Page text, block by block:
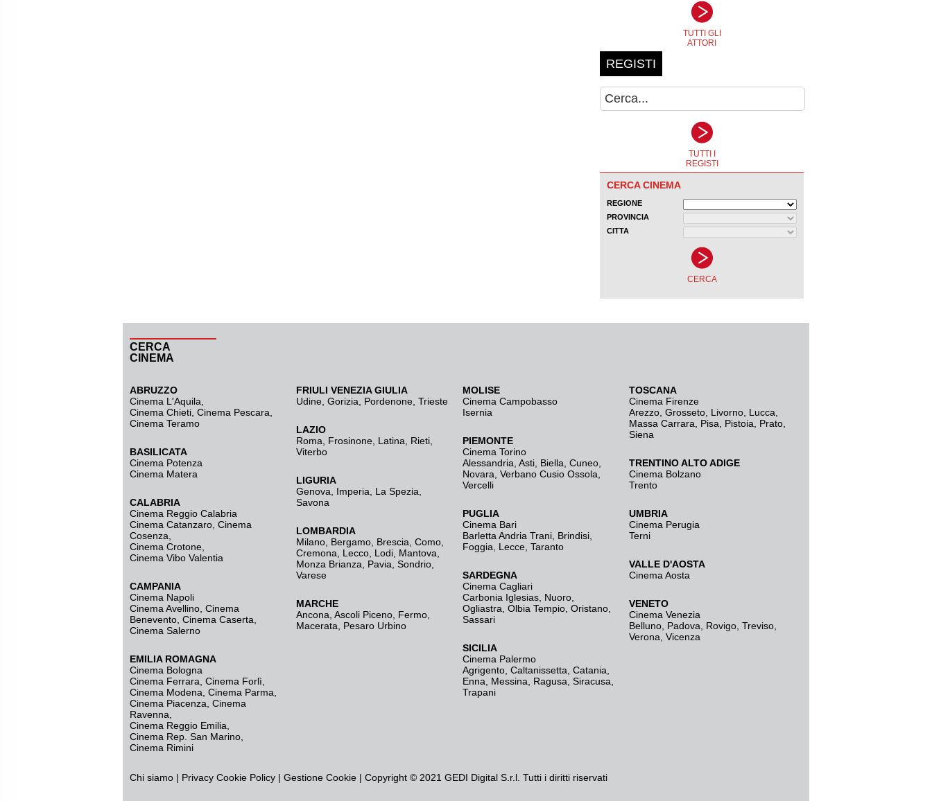
CERCA
CINEMA
ABRUZZO
Cinema L'Aquila
Cinema Chieti, Cinema Pescara,
Cinema Teramo
BASILICATA
Cinema Potenza
Cinema Matera
CALABRIA
Cinema Reggio Calabria
Cinema Catanzaro Cinema
Cosenza
Cinema Crotone
Cinema Vibo Valentia
CAMPANIA
Cinema Napoli
Cinema Avellino Cinema
Benevento Cinema Caserta
Cinema Salerno
EMILIA ROMAGNA
Cinema Bologna
Cinema Ferrara Cinema Forlì
Cinema Modena Cinema Parma
Cinema Piacenza Cinema
Ravenna
Cinema Reggio Emilia
Cinema Rep. San Marino
Cinema Rimini
FRIULI VENEZIA GIULIA
Udine Gorizia Pordenone Trieste
LAZIO
Roma
Frosinone Latina Rieti
Viterbo
LIGURIA
Genova
Imperia La Spezia
Savona
LOMBARDIA
Milano Bergamo Brescia, Como
Cremona
Lecco Lodi Mantova
Monza Brianza
Pavia Sondrio
Varese
MARCHE
Ancona Ascoli Piceno Fermo
Macerata
Pesaro Urbino
MOLISE
Cinema Campobasso
Isernia
PIEMONTE
Cinema Torino
Alessandria Asti Biella Cuneo
Novara Verbano Cusio Ossola
Vercelli
PUGLIA
Cinema Bari
Barletta Andria Trani Brindisi
Foggia
Lecce Taranto
SARDEGNA
Cinema Cagliari
Carbonia Iglesias Nuoro
Ogliastra Olbia Tempio Oristano
Sassari
SICILIA
Cinema Palermo
Agrigento Caltanissetta Catania
Enna
Messina Ragusa Siracusa
Trapani
TOSCANA
Cinema Firenze
Arezzo Grosseto Livorno Lucca
Massa Carrara
Pisa Pistoia Prato
Siena
TRENTINO ALTO ADIGE
Cinema Bolzano
Trento
UMBRIA
Cinema Perugia
Terni
VALLE D'AOSTA
Cinema Aosta
VENETO
Cinema Venezia
Belluno Padova Rovigo Treviso
Verona Vicenza
Chi siamo | Privacy Cookie Policy | Gestione Cookie | Copyright © 2021 GEDI Digital S.r.l. Tutti i diritti riservati